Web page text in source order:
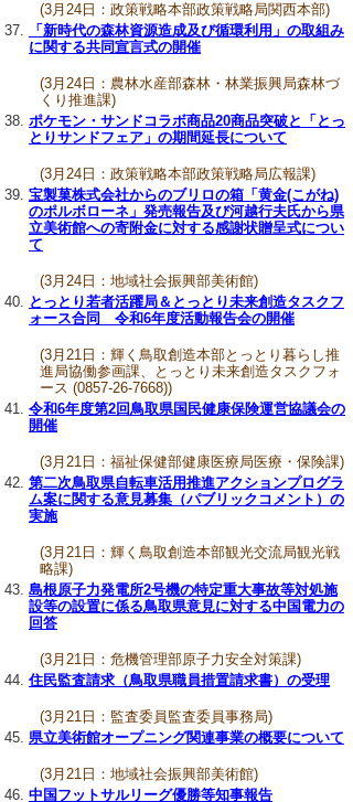
(3月24日：政策戦略本部政策戦略局関西本部)
「新時代の森林資源造成及び循環利用」の取組み
に関する共同宣言式の開催
(3月24日：農林水産部森林・林業振興局森林づ
くり推進課)
ポケモン・サンドコラボ商品20商品突破と「とっ
とりサンドフェア」の期間延長について
(3月24日：政策戦略本部政策戦略局広報課)
宝製菓株式会社からのブリロの箱「黄金(こがね)
のポルボローネ」発売報告及び河越行夫氏から県
立美術館への寄附金に対する感謝状贈呈式につい
て
(3月24日：地域社会振興部美術館)
とっとり若者活躍局＆とっとり未来創造タスクフ
ォース合同 令和6年度活動報告会の開催
(3月21日：輝く鳥取創造本部とっとり暮らし推
進局協働参画課、とっとり未来創造タスクフォ
ース (0857-26-7668))
令和6年度第2回鳥取県国民健康保険運営協議会の
開催
(3月21日：福祉保健部健康医療局医療・保険課)
第二次鳥取県自転車活用推進アクションプログラ
ム案に関する意見募集（パブリックコメント）の
実施
(3月21日：輝く鳥取創造本部観光交流局観光戦
略課)
島根原子力発電所2号機の特定重大事故等対処施
設等の設置に係る鳥取県意見に対する中国電力の
回答
(3月21日：危機管理部原子力安全対策課)
住民監査請求（鳥取県職員措置請求書）の受理
(3月21日：監査委員監査委員事務局)
県立美術館オープニング関連事業の概要について
(3月21日：地域社会振興部美術館)
中国フットサルリーグ優勝等知事報告